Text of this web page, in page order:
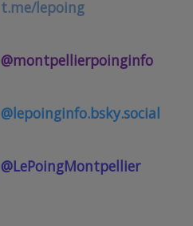
t.me/lepoing
@montpellierpoinginfo
@lepoinginfo.bsky.social
@LePoingMontpellier